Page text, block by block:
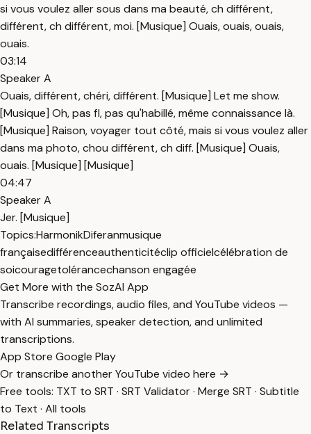
si vous voulez aller sous dans ma beauté, ch différent,
différent, ch différent, moi. [Musique] Ouais, ouais, ouais,
ouais.
03:14
Speaker A
Ouais, différent, chéri, différent. [Musique] Let me show.
[Musique] Oh, pas fl, pas qu'habillé, même connaissance là.
[Musique] Raison, voyager tout côté, mais si vous voulez aller
dans ma photo, chou différent, ch diff. [Musique] Ouais,
ouais. [Musique] [Musique]
04:47
Speaker A
Jer. [Musique]
Topics:HarmonikDiferanmusique
françaisedifférenceauthenticitéclip officielcélébration de
soicouragetolérancechanson engagée
Get More with the SozAI App
Transcribe recordings, audio files, and YouTube videos —
with AI summaries, speaker detection, and unlimited
transcriptions.
App Store Google Play
Or transcribe another YouTube video here →
Free tools: TXT to SRT · SRT Validator· Merge SRT · Subtitle
to Text · All tools
Related Transcripts